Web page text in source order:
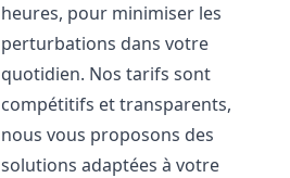
heures, pour minimiser les
perturbations dans votre
quotidien. Nos tarifs sont
compétitifs et transparents,
nous vous proposons des
solutions adaptées à votre